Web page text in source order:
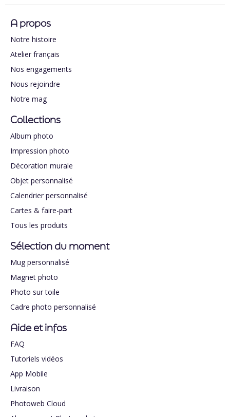
A propos
Notre histoire
Atelier français
Nos engagements
Nous rejoindre
Notre mag
Collections
Album photo
Impression photo
Décoration murale
Objet personnalisé
Calendrier personnalisé
Cartes & faire-part
Tous les produits
Sélection du moment
Mug personnalisé
Magnet photo
Photo sur toile
Cadre photo personnalisé
Aide et infos
FAQ
Tutoriels vidéos
App Mobile
Livraison
Photoweb Cloud